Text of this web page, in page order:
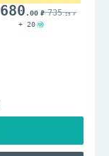
680 .00 735.29
+ 20